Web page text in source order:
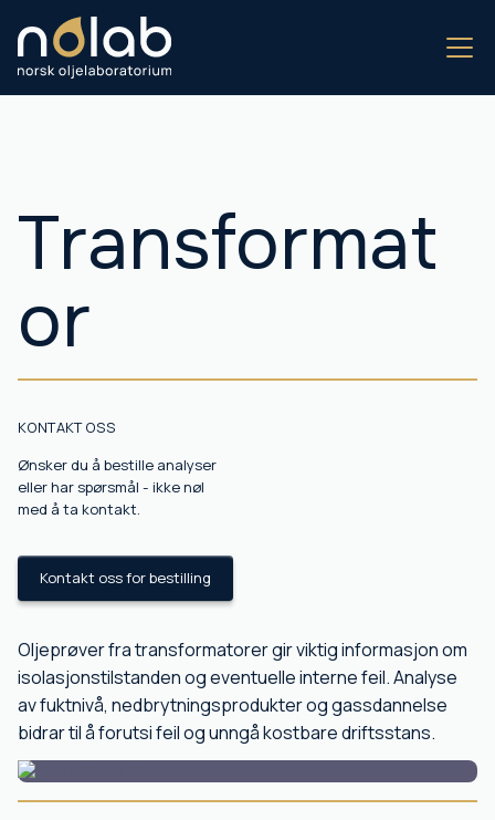
Transformat
or
Oljeprøver fra transformatorer gir viktig informasjon om
isolasjonstilstanden og eventuelle interne feil. Analyse
av fuktnivå, nedbrytningsprodukter og gassdannelse
bidrar til å forutsi feil og unngå kostbare driftsstans.
KONTAKT OSS
Ønsker du å bestille analyser
eller har spørsmål - ikke nøl
med å ta kontakt.
Kontakt oss for bestilling